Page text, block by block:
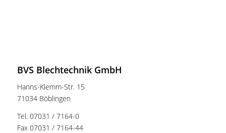
BVS Blechtechnik GmbH
Hanns-Klemm-Str. 15
71034 Böblingen
Tel. 07031 / 7164-0
Fax 07031 / 7164-44